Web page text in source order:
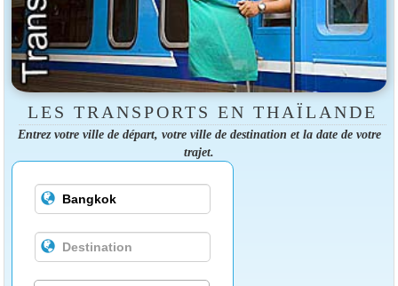
LES TRANSPORTS EN THAÏLANDE
Entrez votre ville de départ, votre ville de destination et la date de votre
trajet.